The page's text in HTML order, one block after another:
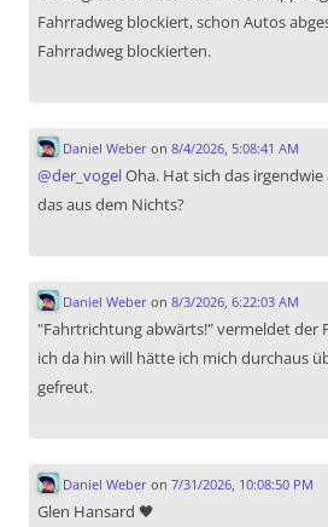
Fahrradweg blockiert, schon Autos
Fahrradweg blockierten.
Daniel Weberon 8/4/2026, 5:08:41 AM
@der_vogelOha. Hat sich das
das aus dem Nichts?
Daniel Weberon 8/3/2026, 6:22:03 AM
"Fahrtrichtung abwärts!" vermeldet der
ich da hin will hätte ich mich durchaus
gefreut.
Daniel Weberon 7/31/2026, 10:08:50 PM
Glen Hansard 🖤